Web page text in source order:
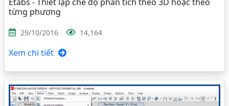
từng phương
29/10/2016 14,164
Xem chi tiết